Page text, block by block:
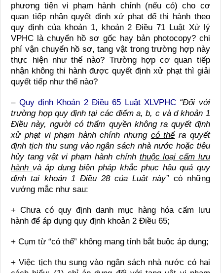
phương tiện vi phạm hành chính (nếu có) cho cơ
quan tiếp nhận quyết định xử phạt để thi hành theo
quy định của khoản 1, khoản 2 Điều 71 Luật Xử lý
VPHC là chuyển hồ sơ gốc hay bản photocopy? chi
phí vận chuyển hồ sơ, tang vật trong trường hợp này
thực hiện như thế nào? Trường hợp cơ quan tiếp
nhận không thi hành được quyết định xử phạt thì giải
quyết tiếp như thế nào?
– Quy định Khoản 2 Điều 65 Luật XLVPHC “Đối với
trường hợp quy định tại các điểm a, b, c và d khoản 1
Điều này, người có thẩm quyền không ra quyết định
xử phạt vi phạm hành chính nhưng có thểra quyết
định tịch thu sung vào ngân sách nhà nước hoặc tiêu
hủy tang vật vi phạm hành chính thuộc loại cấm lưu
hành và áp dụng biện pháp khắc phục hậu quả quy
định tại khoản 1 Điều 28 của Luật này”có những
vướng mắc như sau:
+ Chưa có quy định danh mục hàng hóa cấm lưu
hành để áp dụng quy định khoản 2 Điều 65;
+ Cụm từ “có thể” không mang tính bắt buộc áp dụng;
+ Việc tịch thu sung vào ngân sách nhà nước có hai